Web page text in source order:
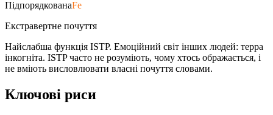
ПідпорядкованаFe
Екстравертне почуття
Найслабша функція ISTP. Емоційний світ інших людей: терра
інкогніта. ISTP часто не розуміють, чому хтось ображається, і
не вміють висловлювати власні почуття словами.
Ключовi риси